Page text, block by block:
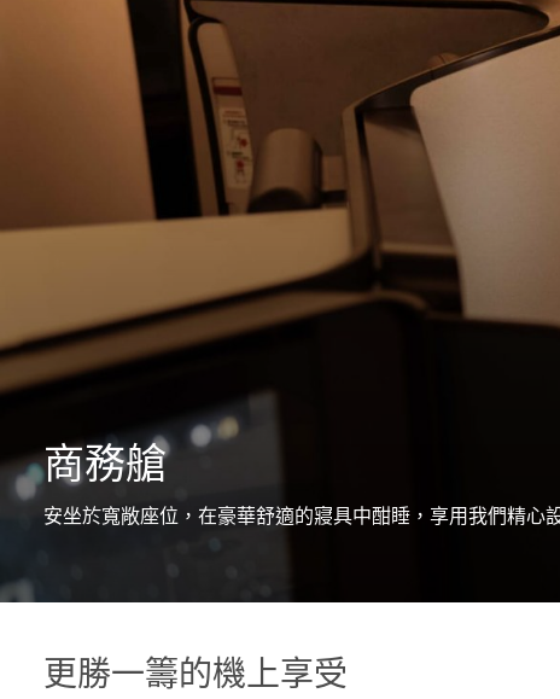
商務艙
安坐於寬敞座位，在豪華舒適的寢具中酣睡，享用我們精心
更勝一籌的機上享受